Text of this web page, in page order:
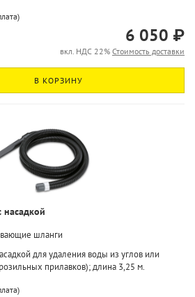
6 050 ₽
вкл. НДС 22% Стоимость доставки
В КОРЗИНУ
шланги
для удаления воды из углов или
прилавков); длина 3,25 м.